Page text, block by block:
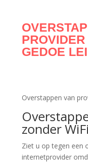
GEDOE
Overstappen van
zonder
Ziet u op tegen een
internetprovider